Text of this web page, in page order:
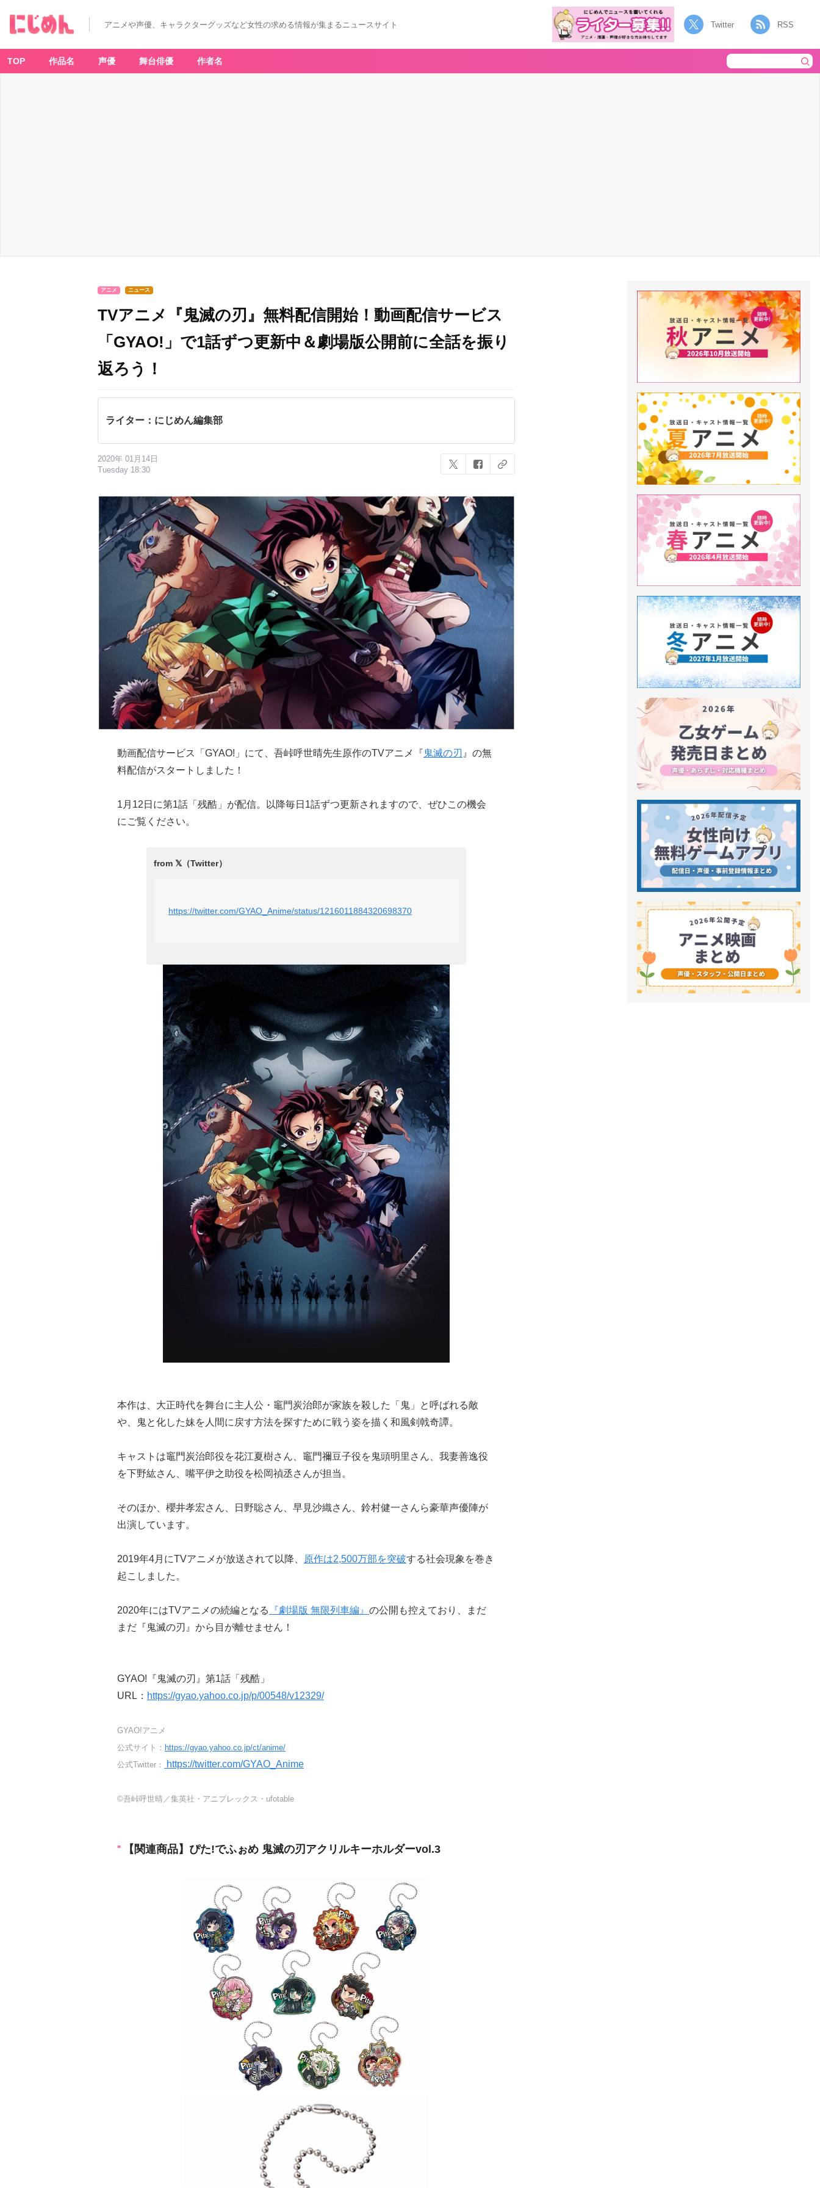
アニメや声優、キャラクターグッズなど女性の求める情報が集まるニュースサイト Twitter RSS
TOP 作品名 声優 舞台俳優 作者名
アニメ ニュース
TVアニメ『鬼滅の刃』無料配信開始！動画配信サービス
「GYAO!」で1話ずつ更新中＆劇場版公開前に全話を振り
返ろう！
ライター：にじめん編集部
2020年 01月14日
Tuesday 18:30
動画配信サービス「GYAO!」にて、吾峠呼世晴先生原作のTVアニメ『鬼滅の刃 』の無
料配信がスタートしました！
1月12日に第1話「残酷」が配信。以降毎日1話ずつ更新されますので、ぜひこの機会
にご覧ください。
https://twitter.com/GYAO_Anime/status/1216011884320698370
本作は、大正時代を舞台に主人公・竈門炭治郎が家族を殺した「鬼」と呼ばれる敵
や、鬼と化した妹を人間に戻す方法を探すために戦う姿を描く和風剣戟奇譚。
キャストは竈門炭治郎役を花江夏樹さん、竈門禰󠄀豆子役を鬼頭明里さん、我妻善逸役
を下野紘さん、嘴平伊之助役を松岡禎丞さんが担当。
そのほか、櫻井孝宏さん、日野聡さん、早見沙織さん、鈴村健一さんら豪華声優陣が
出演しています。
2019年4月にTVアニメが放送されて以降、 原作は2,500万部を突破する社会現象を巻き
起こしました。
2020年にはTVアニメの続編となる 『劇場版 無限列車編』 の公開も控えており、まだ
まだ『鬼滅の刃』から目が離せません！
GYAO!『鬼滅の刃』第1話「残酷」
URL： https://gyao.yahoo.co.jp/p/00548/v12329/
GYAO!アニメ
公式サイト： https://gyao.yahoo.co.jp/ct/anime/
公式Twitter：
https://twitter.com/GYAO_Anime
©吾峠呼世晴／集英社・アニプレックス・ufotable
【関連商品】ぴた!でふぉめ 鬼滅の刃アクリルキーホルダーvol.3